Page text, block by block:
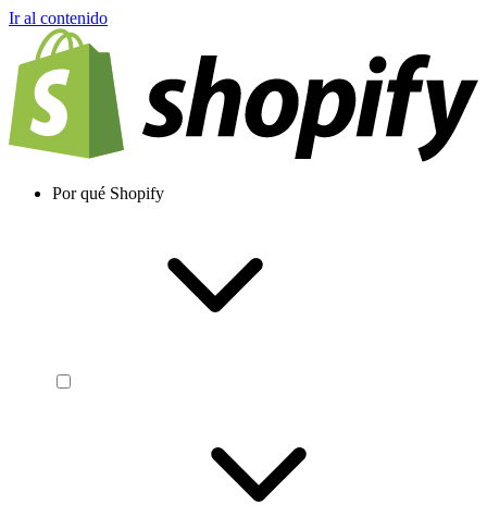
Ir al contenido
Por qué Shopify